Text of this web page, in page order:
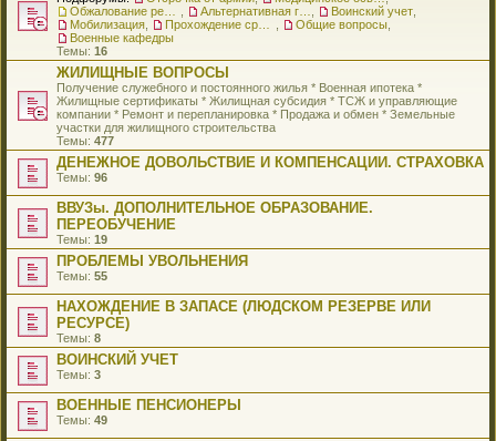
Воинский учет
Мобилизация
Общие вопросы
Военные кафедры
Темы: 16
ЖИЛИЩНЫЕ ВОПРОСЫ
Получение служебного и постоянного жилья * Военная ипотека *
Жилищные сертификаты * Жилищная субсидия * ТСЖ и управляющие
компании * Ремонт и перепланировка * Продажа и обмен * Земельные
участки для жилищного строительства
Темы: 477
ДЕНЕЖНОЕ ДОВОЛЬСТВИЕ И КОМПЕНСАЦИИ. СТРАХОВКА
Темы: 96
ВВУЗы. ДОПОЛНИТЕЛЬНОЕ ОБРАЗОВАНИЕ.
ПЕРЕОБУЧЕНИЕ
Темы: 19
ПРОБЛЕМЫ УВОЛЬНЕНИЯ
Темы: 55
НАХОЖДЕНИЕ В ЗАПАСЕ (ЛЮДСКОМ РЕЗЕРВЕ ИЛИ
РЕСУРСЕ)
Темы: 8
ВОИНСКИЙ УЧЕТ
Темы: 3
ВОЕННЫЕ ПЕНСИОНЕРЫ
Темы: 49